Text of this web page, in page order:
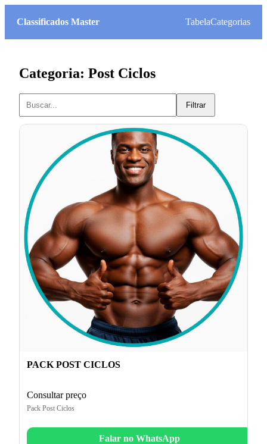
Classificados Master TabelaCategorias
Categoria: Post Ciclos
Filtrar
PACK POST CICLOS
Consultar preço
Pack Post Ciclos
Falar no WhatsApp